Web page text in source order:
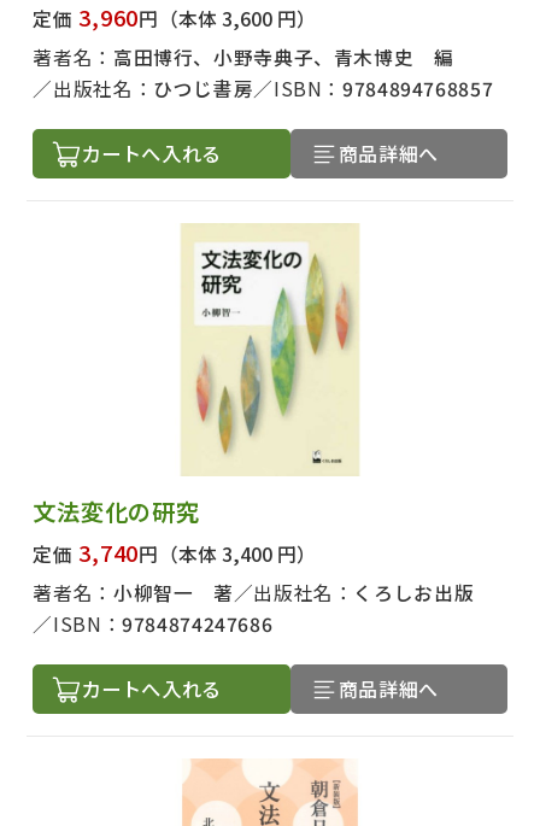
定価 3,960円 （本体 3,600 円）
著者名： 高田博行、小野寺典子、青木博史 編
出版社名： ひつじ書房 ISBN：9784894768857
カートへ入れる 商品詳細へ
文法変化の研究
定価 3,740円 （本体 3,400 円）
著者名： 小柳智一 著 出版社名： くろしお出版
ISBN：9784874247686
カートへ入れる 商品詳細へ